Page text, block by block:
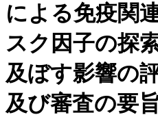
による免疫関
スク因子の探
及ぼす影響の
及び審査の要